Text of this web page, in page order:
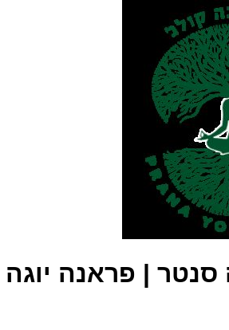
סנטר | פראנה יוגה